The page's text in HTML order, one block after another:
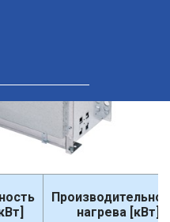
нагрева [кВт]